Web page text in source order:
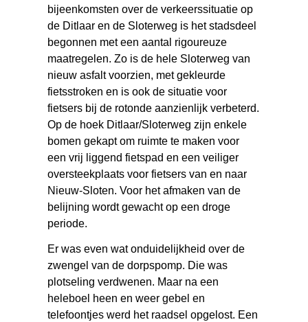
bijeenkomsten over de verkeerssituatie op
de Ditlaar en de Sloterweg is het stadsdeel
begonnen met een aantal rigoureuze
maatregelen. Zo is de hele Sloterweg van
nieuw asfalt voorzien, met gekleurde
fietsstroken en is ook de situatie voor
fietsers bij de rotonde aanzienlijk verbeterd.
Op de hoek Ditlaar/Sloterweg zijn enkele
bomen gekapt om ruimte te maken voor
een vrij liggend fietspad en een veiliger
oversteekplaats voor fietsers van en naar
Nieuw-Sloten. Voor het afmaken van de
belijning wordt gewacht op een droge
periode.
Er was even wat onduidelijkheid over de
zwengel van de dorpspomp. Die was
plotseling verdwenen. Maar na een
heleboel heen en weer gebel en
telefoontjes werd het raadsel opgelost. Een